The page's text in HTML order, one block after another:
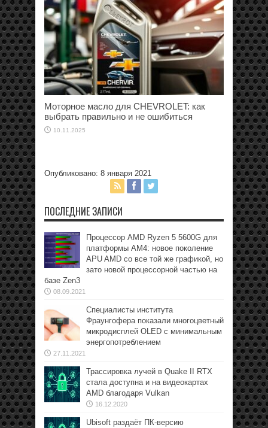
Моторное масло для CHEVROLET: как
выбрать правильно и не ошибиться
10.11.2025
Опубликовано: 8 января 2021
ПОСЛЕДНИЕ ЗАПИСИ
Процессор AMD Ryzen 5 5600G для
платформы АМ4: новое поколение
APU AMD со все той же графикой, но
зато новой процессорной частью на
базе Zen3
08.09.2021
Специалисты института
Фраунгофера показали многоцветный
микродисплей OLED с минимальным
энергопотреблением
27.11.2021
Трассировка лучей в Quake II RTX
стала доступна и на видеокартах
AMD благодаря Vulkan
16.12.2020
Ubisoft раздаёт ПК-версию